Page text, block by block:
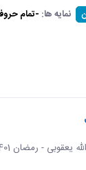
نمایه ها: -تمام
یعقوبی - رمضان 1401